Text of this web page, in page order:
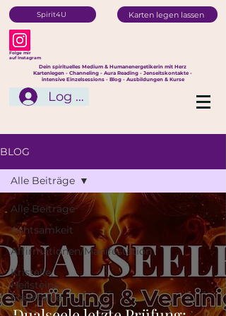
Spirit4U Karten legen lassen
Folge mir
auf Instagram
Dein spirituelles Medium & Humanenergetikerin mit Herz
Kartenlegen - Channeling - Aura Reading - Jenseitskontakte -
intensive Einzelsessions - Blog - Ausbildungen & Kurse
Log In
BLOG
Alle Beiträge
Achtsamkeit
Affirmationen/Manifestation
Kristalle,
Heilsteine,
Edelsteine
Alle Beiträge